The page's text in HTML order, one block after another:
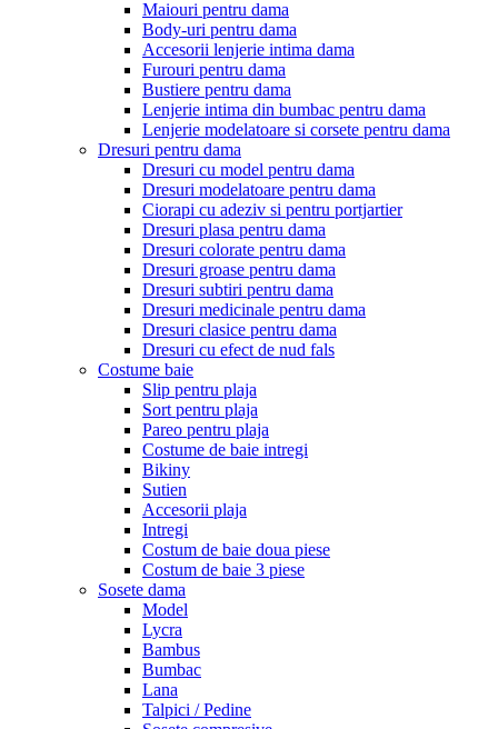
Maiouri pentru dama
Body-uri pentru dama
Accesorii lenjerie intima dama
Furouri pentru dama
Bustiere pentru dama
Lenjerie intima din bumbac pentru dama
Lenjerie modelatoare si corsete pentru dama
Dresuri pentru dama
Dresuri cu model pentru dama
Dresuri modelatoare pentru dama
Ciorapi cu adeziv si pentru portjartier
Dresuri plasa pentru dama
Dresuri colorate pentru dama
Dresuri groase pentru dama
Dresuri subtiri pentru dama
Dresuri medicinale pentru dama
Dresuri clasice pentru dama
Dresuri cu efect de nud fals
Costume baie
Slip pentru plaja
Sort pentru plaja
Pareo pentru plaja
Costume de baie intregi
Bikiny
Sutien
Accesorii plaja
Intregi
Costum de baie doua piese
Costum de baie 3 piese
Sosete dama
Model
Lycra
Bambus
Bumbac
Lana
Talpici / Pedine